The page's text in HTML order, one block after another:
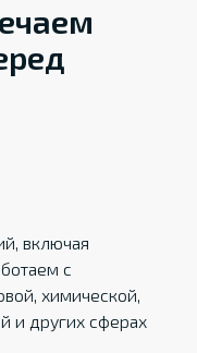
включая
с
химической,
и других сферах